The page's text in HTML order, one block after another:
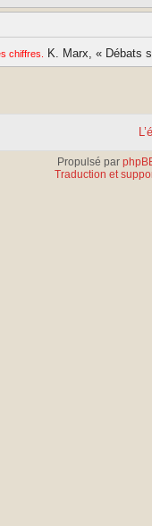
chiffres. K. Marx, « Débats
Propulsé par
Traduction et